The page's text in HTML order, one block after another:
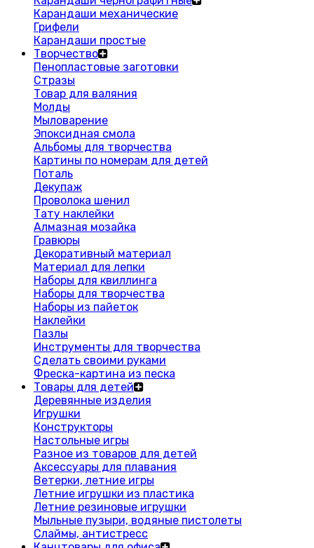
Карандаши механические
Грифели
Карандаши простые
Творчество
Пенопластовые заготовки
Стразы
Товар для валяния
Молды
Мыловарение
Эпоксидная смола
Альбомы для творчества
Картины по номерам для детей
Поталь
Декупаж
Проволока шенил
Тату наклейки
Алмазная мозайка
Гравюры
Декоративный материал
Материал для лепки
Наборы для квиллинга
Наборы для творчества
Наборы из пайеток
Наклейки
Пазлы
Инструменты для творчества
Сделать своими руками
Фреска-картина из песка
Товары для детей
Деревянные изделия
Игрушки
Конструкторы
Настольные игры
Разное из товаров для детей
Аксессуары для плавания
Ветерки, летние игры
Летние игрушки из пластика
Летние резиновые игрушки
Мыльные пузыри, водяные пистолеты
Слаймы, антистресс